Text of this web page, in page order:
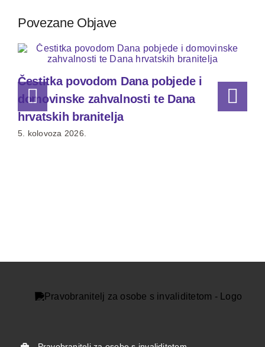
Povezane Objave
Čestitka povodom Dana pobjede i
domovinske zahvalnosti te Dana
hrvatskih branitelja
5. kolovoza 2026.